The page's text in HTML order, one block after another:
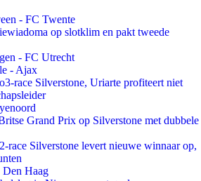
- FC Twente
op slotklim en pakt tweede
- FC Utrecht
- Ajax
race Silverstone, Uriarte profiteert niet
Grand Prix op Silverstone met dubbele
race Silverstone levert nieuwe winnaar op,
Haag